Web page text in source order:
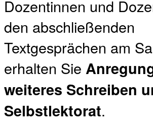
Dozentinnen und
den abschließenden
Textgesprächen am
erhalten Sie
weiteres Schreiben
Selbstlektorat.